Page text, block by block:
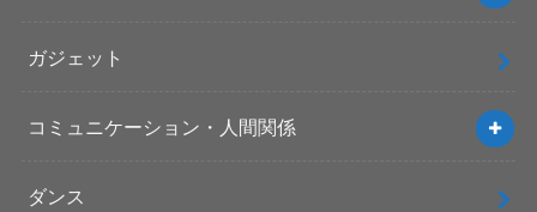
ガジェット
コミュニケーション・人間関係
ダンス